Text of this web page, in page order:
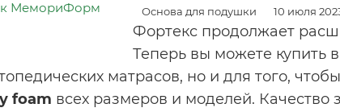
Основа для подушки 10 июля
Фортекс продолжает
Теперь вы можете купить
матрасов, но и для того,
foam всех размеров и моделей. Качество